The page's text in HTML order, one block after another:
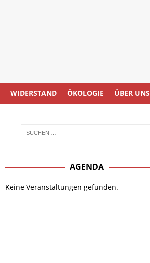
WIDERSTAND ÖKOLOGIE ÜBER UNS
AGENDA
Keine Veranstaltungen gefunden.